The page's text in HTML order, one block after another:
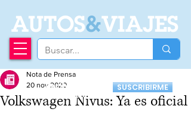
AUTOS&VIAJES
Recibí nuestro
Newsletter
SUSCRIBIRME
Volkswagen Nivus: Ya es oficial
Nota de Prensa
20 nov 2020